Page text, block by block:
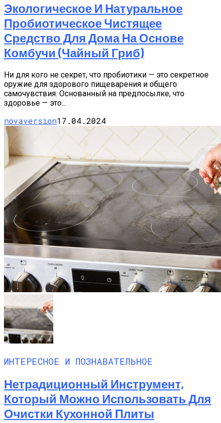
Экологическое И Натуральное
Пробиотическое Чистящее
Средство Для Дома На Основе
Комбучи (чайный Гриб)
Ни для кого не секрет, что пробиотики — это секретное
оружие для здорового пищеварения и общего
самочувствия. Основанный на предпосылке, что
здоровье — это...
novaversion17.04.2024
ИНТЕРЕСНОЕ И ПОЗНАВАТЕЛЬНОЕ
Нетрадиционный Инструмент,
Который Можно Использовать Для
Очистки Кухонной Плиты